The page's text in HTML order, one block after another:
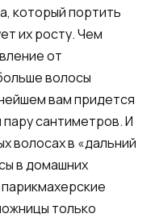
который портить
их росту. Чем
от
волосы
вам придется
сантиметров. И
волосах в «дальний
в домашних
только